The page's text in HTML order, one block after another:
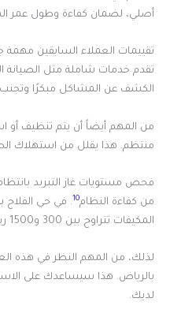
أصلي، لضمان كفاءة وطول عمر
تقييمات العملاء السابقين
تقدم خدمات شاملة مثل الصيانة
الكشف عن المشاكل مبكرًا وتجنب
من المهم أيضاً أن يتم تنظيف أو
منتظم. هذا يقلل من استهلاك
فحص مستويات غاز التبريد
من كفاءة النظام10. في حي الفلاح
المكيفات تتراوح بين 300 و1500 ريال سعودي
لذلك، من المهم النظر في هذه
بالرياض. هذا سيساعدك على
لديك.